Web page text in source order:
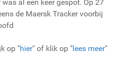
al een keer gespot. Op 27
de Maersk Tracker voorbij
op "hier" of klik op "lees meer"